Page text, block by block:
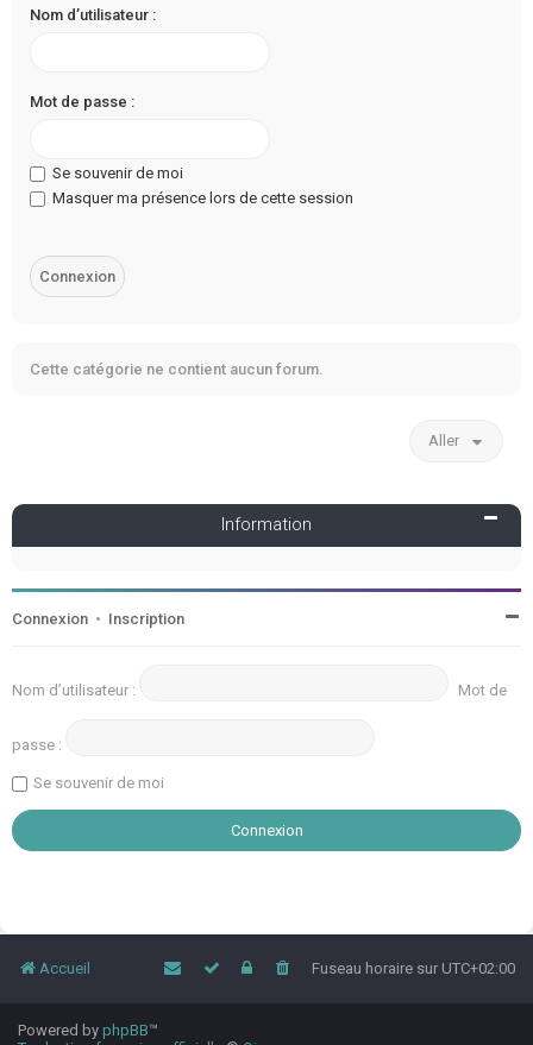
Nom d’utilisateur :
Mot de passe :
Se souvenir de moi
Masquer ma présence lors de cette session
Cette catégorie ne contient aucun forum.
Aller
Information
Connexion • Inscription
Nom d’utilisateur : Mot de
passe :
Se souvenir de moi
Accueil Fuseau horaire sur UTC+02:00
Powered by phpBB™